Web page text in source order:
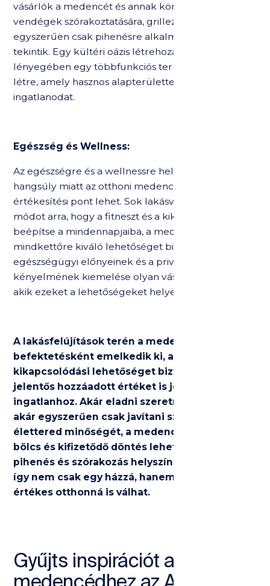
vásárlók a medencét és annak környezetét a
vendégek szórakoztatására, grillezésre vagy
egyszerűen csak pihenésre alkalmas helynek
tekintik. Egy kültéri oázis létrehozásával
lényegében egy többfunkciós területet hozhatsz
létre, amely hasznos alapterülettel bővíti
ingatlanodat.
Egészség és Wellness:
Az egészségre és a wellnessre helyezett növekvő
hangsúly miatt az otthoni medence komoly
értékesítési pont lehet. Sok lakásvásárló keresi a
módot arra, hogy a fitneszt és a kikapcsolódást
beépítse a mindennapjaiba, a medence pedig
mindkettőre kiváló lehetőséget biztosít. Az úszás
egészségügyi előnyeinek és a privát fitneszterem
kényelmének kiemelése olyan vásárlókat vonzhat,
akik ezeket a lehetőségeket helyezik előtérbe.
A lakásfelújítások terén a medence olyan
befektetésként emelkedik ki, amely nem csak
kikapcsolódási lehetőséget biztosít, hanem
jelentős hozzáadott értéket is jelent az
ingatlanhoz. Akár eladni szeretnéd otthonodat,
akár egyszerűen csak javítani szeretnéd az
élettered minőségét, a medencés bővítés
bölcs és kifizetődő döntés lehet. Ingatlanodat a
pihenés és szórakozás helyszínévé varázsolja,
így nem csak egy házzá, hanem esztétikus és
értékes otthonná is válhat.
Gyűjts inspirációt a saját